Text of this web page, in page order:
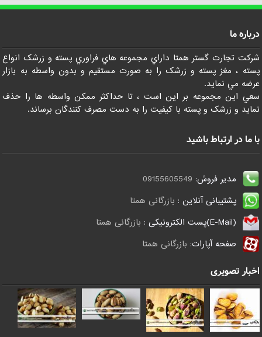
درباره ما
شرکت تجارت گستر همتا داراي مجموعه هاي فراوري پسته و زرشک انواع
پسته ، مغز پسته و زرشک را به صورت مستقيم و بدون واسطه به بازار
عرضه مي نمايد.
سعي اين مجموعه بر اين است ، تا حداکثر ممکن واسطه ها را حذف
نمايد و زرشک و پسته با کيفيت را به دست مصرف کنندگان برساند.
با ما در ارتباط باشید
مدیر فروش: 09155605549
پشتیبانی آنلاین : بازرگانی همتا
(E-Mail)پست الکترونیکی :
بازرگانی همتا
صفحه آپارات: بازرگانی همتا
اخبار تصویری